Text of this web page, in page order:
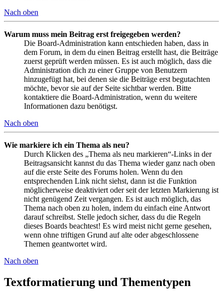
Nach oben
Warum muss mein Beitrag erst freigegeben werden?
Die Board-Administration kann entschieden haben, dass in
dem Forum, in dem du einen Beitrag erstellt hast, die Beiträge
zuerst geprüft werden müssen. Es ist auch möglich, dass die
Administration dich zu einer Gruppe von Benutzern
hinzugefügt hat, bei denen sie die Beiträge erst begutachten
möchte, bevor sie auf der Seite sichtbar werden. Bitte
kontaktiere die Board-Administration, wenn du weitere
Informationen dazu benötigst.
Nach oben
Wie markiere ich ein Thema als neu?
Durch Klicken des „Thema als neu markieren“-Links in der
Beitragsansicht kannst du das Thema wieder ganz nach oben
auf die erste Seite des Forums holen. Wenn du den
entsprechenden Link nicht siehst, dann ist die Funktion
möglicherweise deaktiviert oder seit der letzten Markierung ist
nicht genügend Zeit vergangen. Es ist auch möglich, das
Thema nach oben zu holen, indem du einfach eine Antwort
darauf schreibst. Stelle jedoch sicher, dass du die Regeln
dieses Boards beachtest! Es wird meist nicht gerne gesehen,
wenn ohne triftigen Grund auf alte oder abgeschlossene
Themen geantwortet wird.
Nach oben
Textformatierung und Thementypen